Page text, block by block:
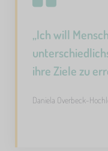
„Ich will
ihre Ziele zu
Daniela Overbeck-